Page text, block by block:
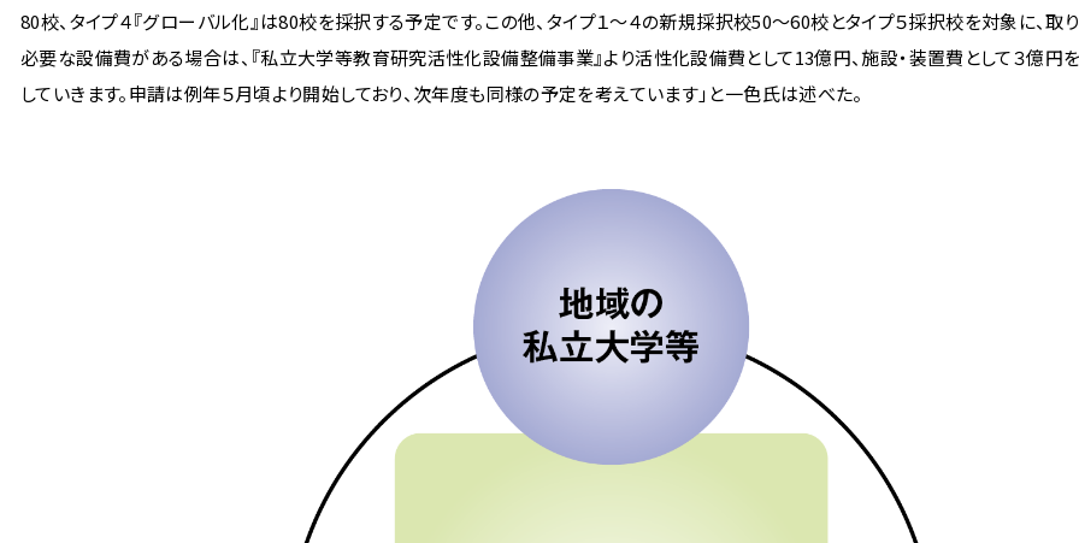
80校、タイプ４『グローバル化』は80校を採択する予定です。この他、タイプ１〜４の新規採択校50〜60校とタイプ５採択校を対象に、取
必要な設備費がある場合は、『私立大学等教育研究活性化設備整備事業』より活性化設備費として13億円、施設・装置費として３億円
していきます。申請は例年５月頃より開始しており、次年度も同様の予定を考えています」と一色氏は述べた。